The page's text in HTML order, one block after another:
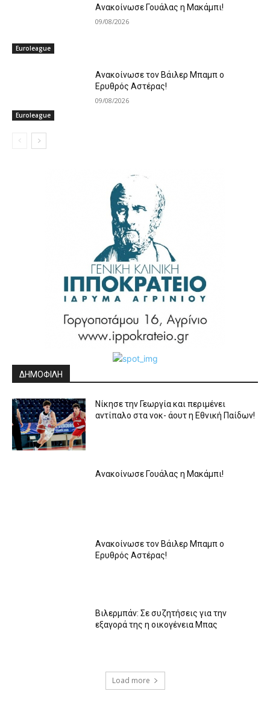
Euroleague
Ανακοίνωσε Γουάλας η Μακάμπι!
09/08/2026
Euroleague
Ανακοίνωσε τον Βάιλερ Μπαμπ ο
Ερυθρός Αστέρας!
09/08/2026
ΔΗΜΟΦΙΛΗ
Νίκησε την Γεωργία και περιμένει
αντίπαλο στα νοκ- άουτ η Εθνική Παίδων!
Ανακοίνωσε Γουάλας η Μακάμπι!
Ανακοίνωσε τον Βάιλερ Μπαμπ ο
Ερυθρός Αστέρας!
Βιλερμπάν: Σε συζητήσεις για την
εξαγορά της η οικογένεια Μπας
Load more